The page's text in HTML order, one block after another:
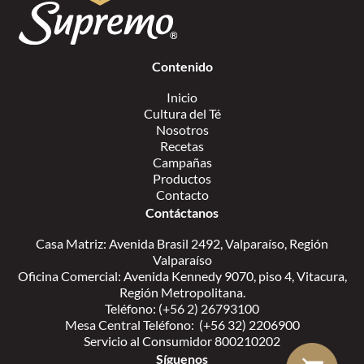
Contenido
Inicio
Cultura del Té
Nosotros
Recetas
Campañas
Productos
Contacto
Contáctanos
Casa Matriz: Avenida Brasil 2492, Valparaíso, Región
Valparaíso
Oficina Comercial: Avenida Kennedy 9070, piso 4, Vitacura,
Región Metropolitana.
Teléfono: (+56 2) 26793100
Mesa Central Teléfono: (+56 32) 2206900
Servicio al Consumidor 800210202
Síguenos